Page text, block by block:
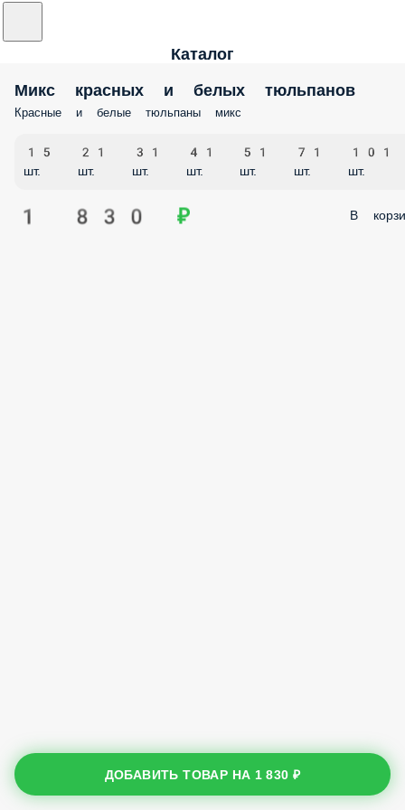
Каталог
Микс красных и белых тюльпанов
Красные и белые тюльпаны микс
15
шт.
21
шт.
31
шт.
41
шт.
51
шт.
71
шт.
101
шт.
1 830 ₽ В
ДОБАВИТЬ ТОВАР НА 1 830 ₽